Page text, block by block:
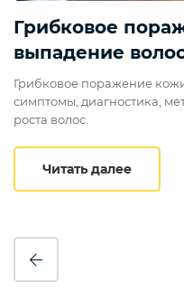
Грибковое
выпадение
лечение и
Грибковое поражение
симптомы, диагностика,
роста волос.
Читать далее